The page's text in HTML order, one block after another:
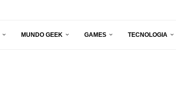
MUNDO GEEK GAMES TECNOLOGIA